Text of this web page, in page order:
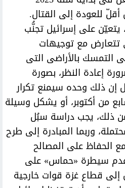
للعودة إلى القتال.
يتعيّن على إسرائيل تجنُّب
تتعارض مع توجيهات
التمسك بالأراضى التى
إعادة النظر، بصورة
إن ذلك وحده سيمنع تكرار
من أكتوبر، أو يشكل وسيلة
ذلك، يجب دراسة سبُل
وربما المبادرة إلى طرح
الحفاظ على المصالح
سيطرة «حماس» على
إلى قطاع غزة قوات خارجية